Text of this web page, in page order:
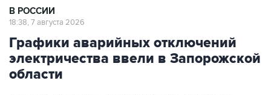
Графики аварийных отключений
электричества ввели в Запорожской
области
Москва. 7 августа. INTERFAX.RU - Графики